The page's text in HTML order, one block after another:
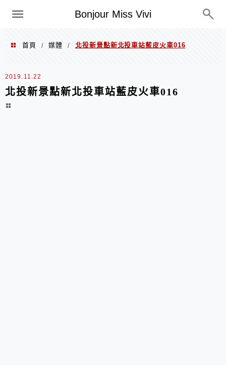
Bonjour Miss Vivi
選單
首頁 / 媒體 / 北投新景點新北投車站藍皮火車016
2019.11.22
北投新景點新北投車站藍皮火車016